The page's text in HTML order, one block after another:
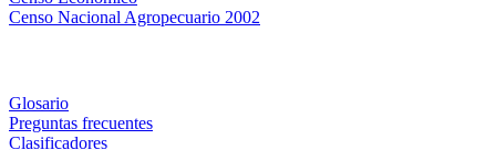
Censo Nacional Agropecuario 2002
Glosario
Preguntas frecuentes
Clasificadores